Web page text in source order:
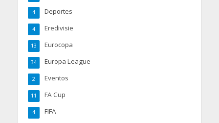
Deportes
4
Eredivisie
4
Eurocopa
13
Europa League
34
Eventos
2
FA Cup
11
FIFA
4